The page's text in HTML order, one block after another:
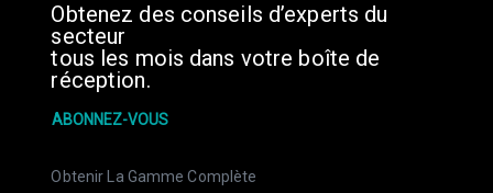
Obtenez des conseils d’experts du
secteur
tous les mois dans votre boîte de
réception.
ABONNEZ-VOUS
Obtenir La Gamme Complète